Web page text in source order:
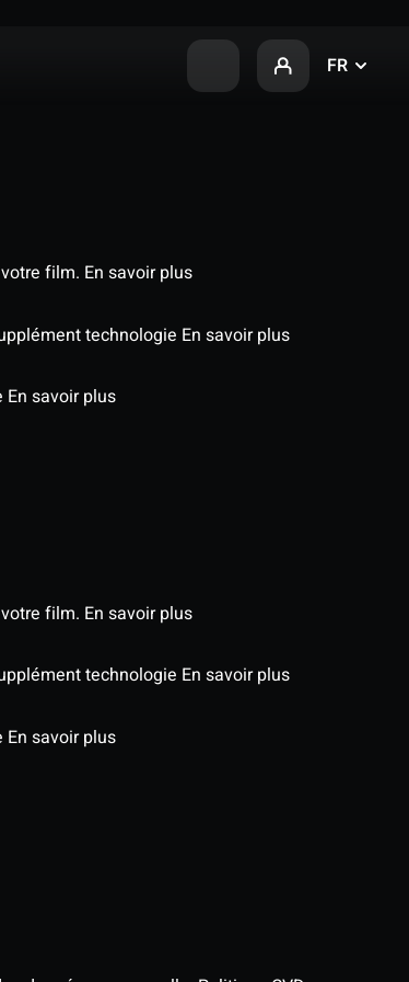
FR
film. En savoir plus
technologie En savoir plus
En savoir plus
film. En savoir plus
technologie En savoir plus
En savoir plus